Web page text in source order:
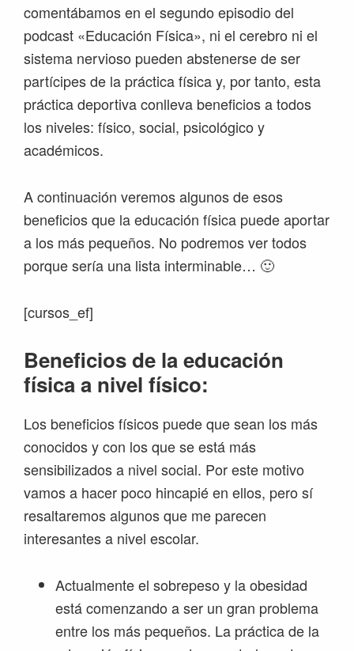
comentábamos en el segundo episodio del
podcast «Educación Física», ni el cerebro ni el
sistema nervioso pueden abstenerse de ser
partícipes de la práctica física y, por tanto, esta
práctica deportiva conlleva beneficios a todos
los niveles: físico, social, psicológico y
académicos.
A continuación veremos algunos de esos
beneficios que la educación física puede aportar
a los más pequeños. No podremos ver todos
porque sería una lista interminable… 🙂
[cursos_ef]
Beneficios de la educación
física a nivel físico:
Los beneficios físicos puede que sean los más
conocidos y con los que se está más
sensibilizados a nivel social. Por este motivo
vamos a hacer poco hincapié en ellos, pero sí
resaltaremos algunos que me parecen
interesantes a nivel escolar.
Actualmente el sobrepeso y la obesidad
está comenzando a ser un gran problema
entre los más pequeños. La práctica de la